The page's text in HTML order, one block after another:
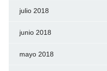
julio 2018
junio 2018
mayo 2018